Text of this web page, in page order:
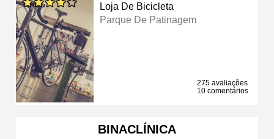
Loja De Bicicleta
Parque De Patinagem
275 avaliações
10 comentários
BINACLÍNICA